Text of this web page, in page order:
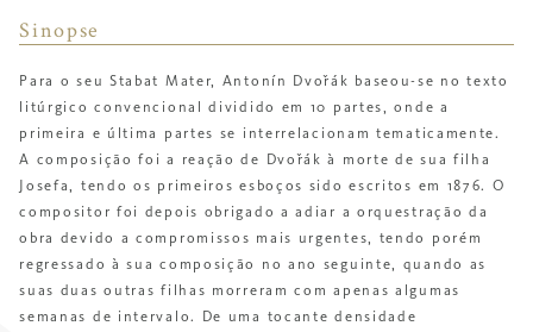
Sinopse
Para o seu Stabat Mater, Antonín Dvořák baseou-se no texto
litúrgicoconvencional dividido em 10 partes, onde a
primeira e última partes se interrelacionam tematicamente.
A composição foi a reação de
Dvořák à morte de sua filha
Josefa, tendo os primeiros esboços sidoescritos em 1876. O
compositor foi depois obrigado a adiar a orquestraçãoda
obra devido a compromissos mais urgentes, tendo porém
regressado à sua composição no ano seguinte, quando as
suas duas outras filhas morreram com apenas algumas
semanas de intervalo.
De uma tocante densidade